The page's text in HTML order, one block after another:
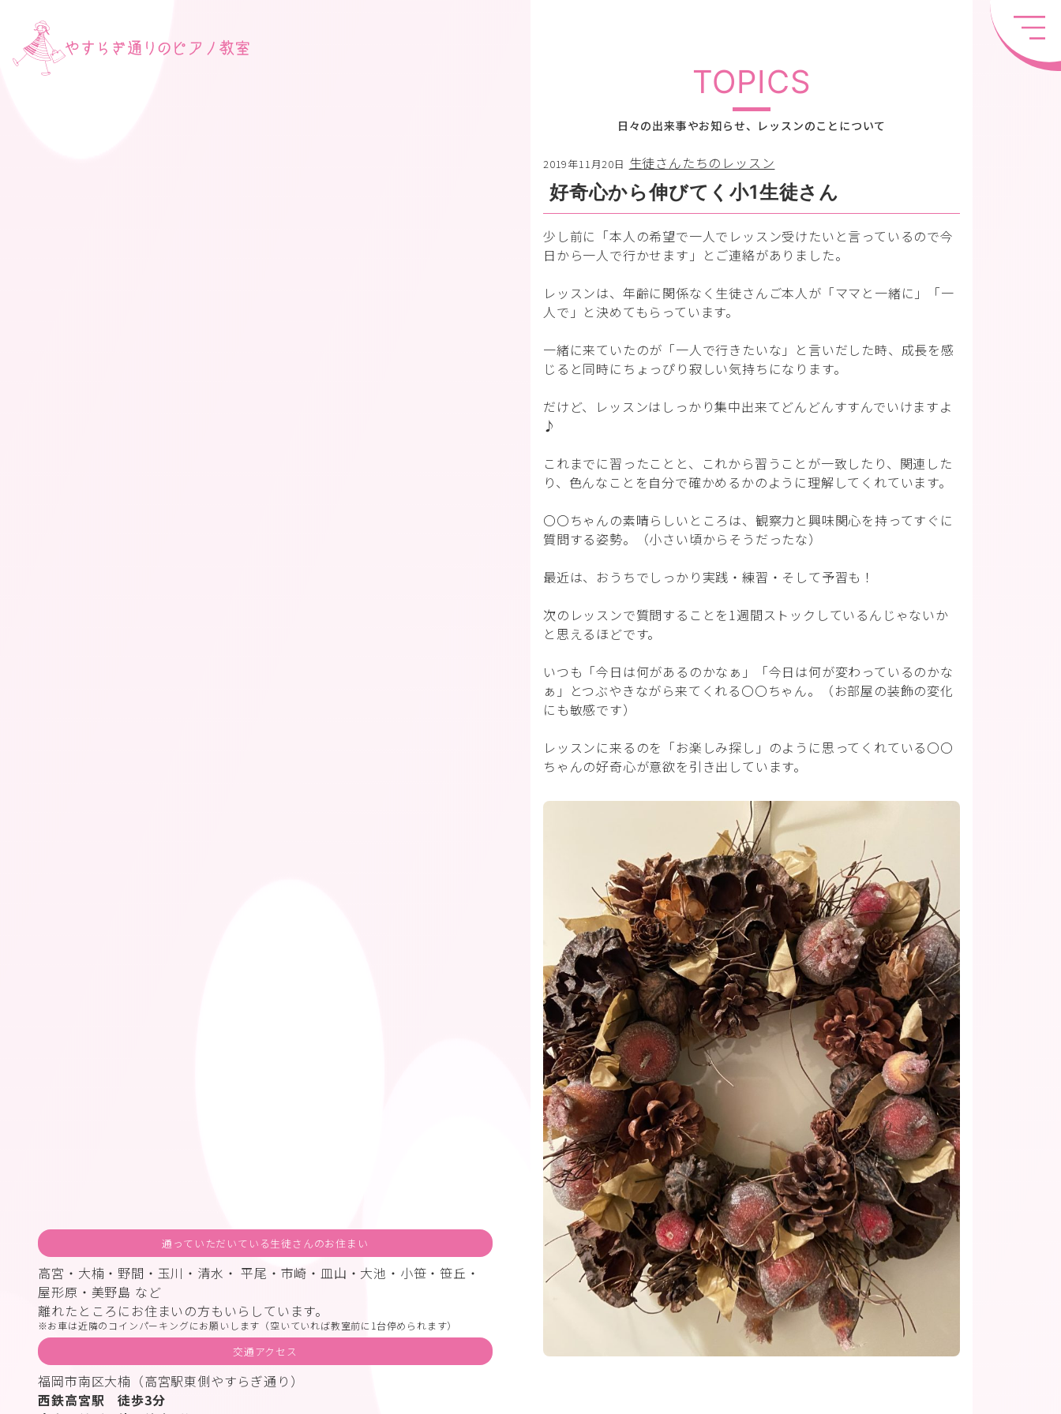
TOPICS
日々の出来事やお知らせ、レッスンのことについて
2019年11月20日 生徒さんたちのレッスン
好奇心から伸びてく小1生徒さん
少し前に「本人の希望で一人でレッスン受けたいと言っているので今
日から一人で行かせます」とご連絡がありました。
レッスンは、年齢に関係なく生徒さんご本人が「ママと一緒に」「一
人で」と決めてもらっています。
一緒に来ていたのが「一人で行きたいな」と言いだした時、成長を感
じると同時にちょっぴり寂しい気持ちになります。
だけど、レッスンはしっかり集中出来てどんどんすすんでいけますよ
♪
これまでに習ったことと、これから習うことが一致したり、関連した
り、色んなことを自分で確かめるかのように理解してくれています。
〇〇ちゃんの素晴らしいところは、観察力と興味関心を持ってすぐに
質問する姿勢。（小さい頃からそうだったな）
最近は、おうちでしっかり実践・練習・そして予習も！
次のレッスンで質問することを1週間ストックしているんじゃないか
と思えるほどです。
いつも「今日は何があるのかなぁ」「今日は何が変わっているのかな
ぁ」とつぶやきながら来てくれる〇〇ちゃん。（お部屋の装飾の変化
にも敏感です）
レッスンに来るのを「お楽しみ探し」のように思ってくれている〇〇
ちゃんの好奇心が意欲を引き出しています。
通っていただいている生徒さんのお住まい
高宮・大楠・野間・玉川・清水・ 平尾・市崎・皿山・大池・小笹・笹丘・
屋形原・美野島 など
離れたところにお住まいの方もいらしています。
お車は近隣のコインパーキングにお願いします（空いていれば教室前に1台停められます）
交通アクセス
福岡市南区大楠（高宮駅東側やすらぎ通り）
西鉄高宮駅 徒歩3分